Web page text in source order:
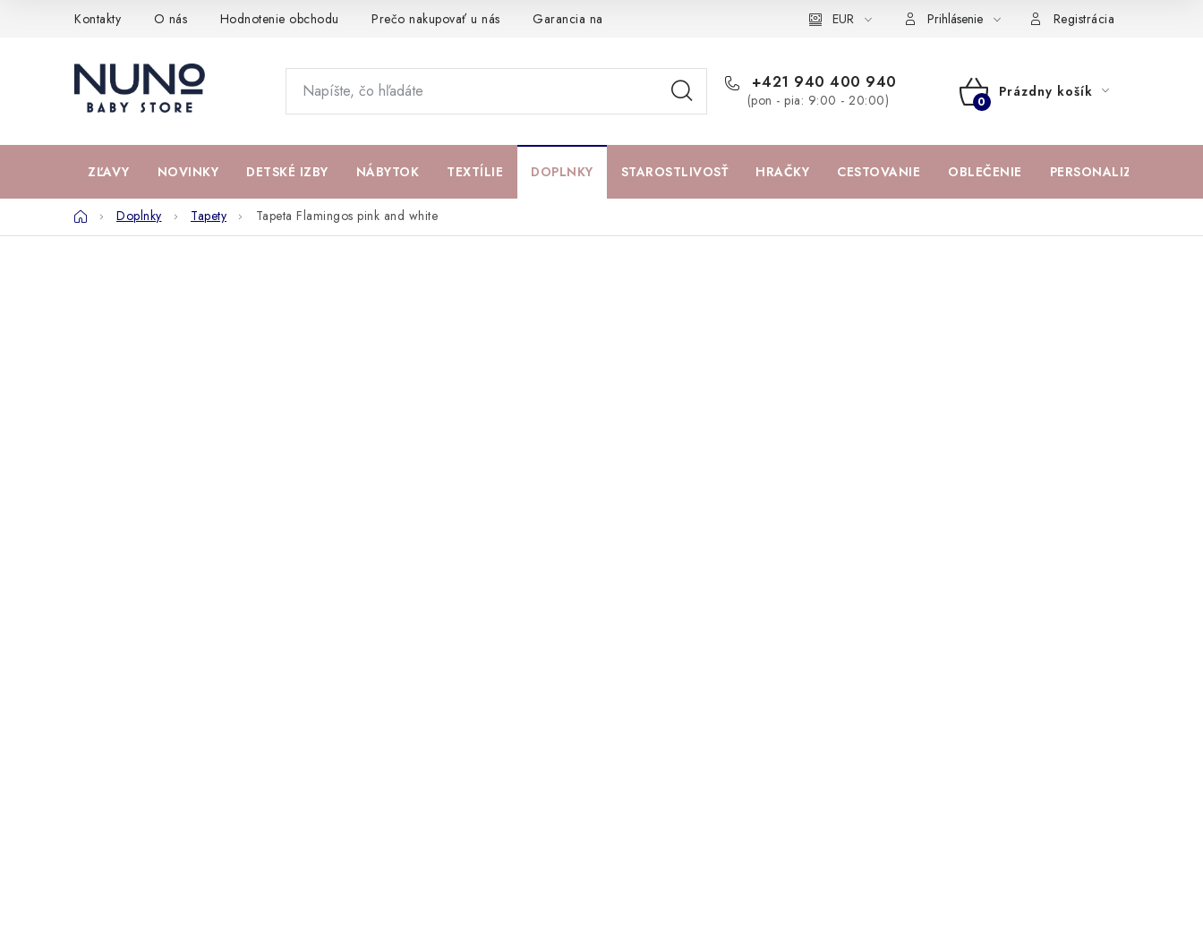
Kontakty O nás Hodnotenie obchodu Prečo nakupovať u nás Garancia najlepšej ceny Darčeková poukážka Spolupráca s influencermi BABY zoznam obľúbených
EUR Prihlásenie Registrácia
+421 940 400 940
(pon - pia: 9:00 - 20:00)
NÁKUPNÝ
Prázdny košík
ZĽAVY NOVINKY DETSKÉ IZBY NÁBYTOK TEXTÍLIE DOPLNKY STAROSTLIVOSŤ HRAČKY CESTOVANIE OBLEČENIE PERSONALIZOVANÉ
DomovDoplnky Tapety Tapeta Flamingos pink and white